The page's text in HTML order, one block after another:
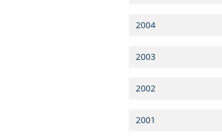
2004
2003
2002
2001